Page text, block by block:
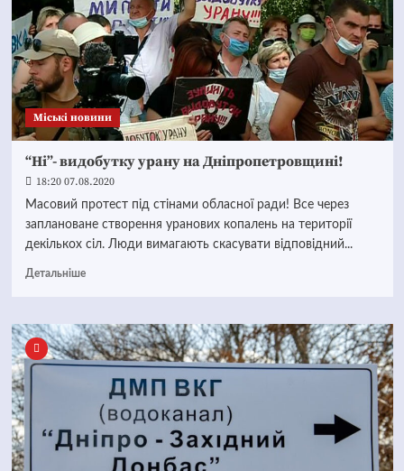
Mіські новини
“Ні”- видобутку урану на Дніпропетровщині!
18:20 07.08.2020
Масовий протест під стінами обласної ради! Все через
заплановане створення уранових копалень на території
декількох сіл. Люди вимагають скасувати відповідний...
Детальніше